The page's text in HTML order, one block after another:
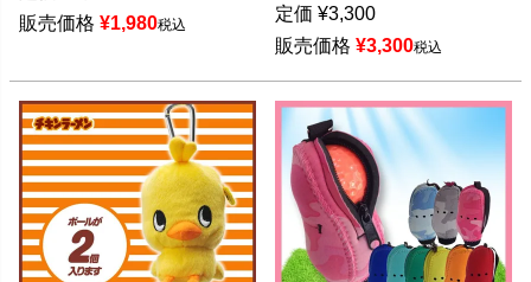
販売価格 ¥1,980税込
定価 ¥3,300
販売価格 ¥3,300税込